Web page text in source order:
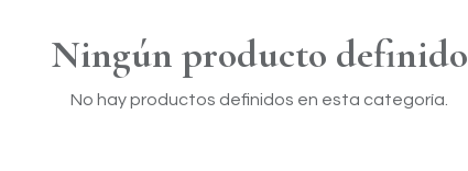
Ningún producto definido
No hay productos definidos en esta categoría.